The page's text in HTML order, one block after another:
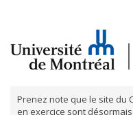
Prenez note que le site du
en exercice sont